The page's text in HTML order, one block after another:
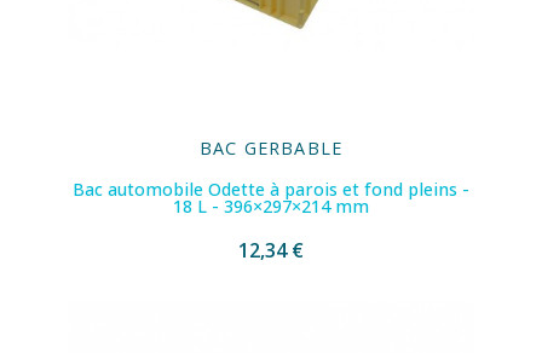
BAC GERBABLE
Bac automobile Odette à parois et fond pleins -
18 L - 396×297×214 mm
12,34 €